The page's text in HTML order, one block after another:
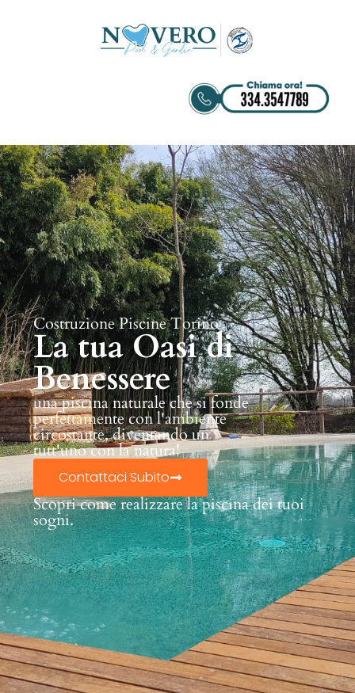
Costruzione Piscine Torino
La tua Oasi di
Benessere
una piscina naturale che si fonde
perfettamente con l'ambiente
circostante, diventando un
tutt'uno con la natura!
Contattaci Subito
Scopri come realizzare la piscina dei tuoi
sogni.